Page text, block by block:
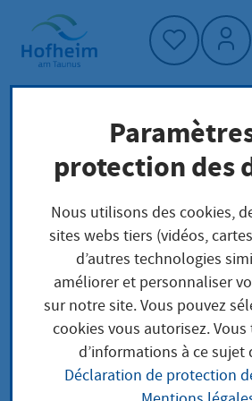
Accueil"
Page d'accueil
Trouver un
Structure administrative
Staatliches Schulamt für den
und den Landkreis Limburg-
Staatliches
für den Lahn-
protection des
Nous utilisons des cookies,
sites webs tiers (vidéos,
d’autres technologies
améliorer et personnaliser
sur notre site. Vous pouvez
cookies vous autorisez.
d’informations à ce sujet
Déclaration de protection